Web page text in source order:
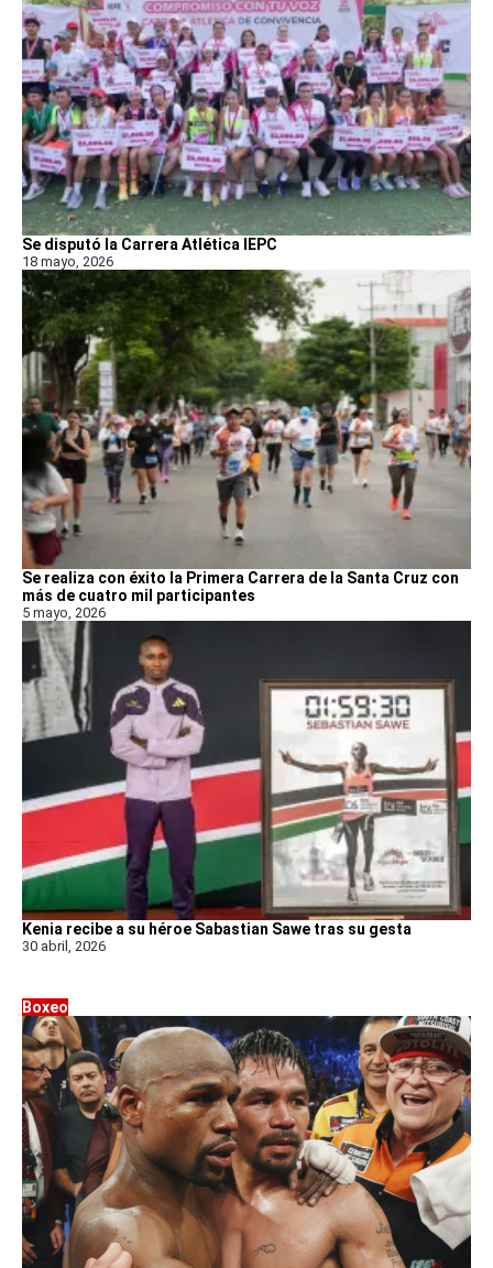
Se disputó la Carrera Atlética IEPC
18 mayo, 2026
Se realiza con éxito la Primera Carrera de la Santa Cruz con
más de cuatro mil participantes
5 mayo, 2026
Kenia recibe a su héroe Sabastian Sawe tras su gesta
30 abril, 2026
Boxeo